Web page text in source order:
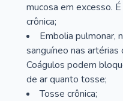
mucosa em excesso.
crônica;
Embolia pulmonar,
sanguíneo nas
Coágulos podem
de ar quanto tosse;
Tosse crônica;